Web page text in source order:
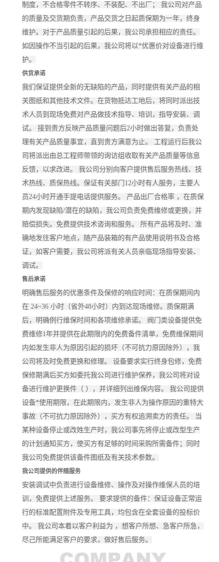
制度，不合格零件不转序、不装配、不出厂； 我公司对产品
的质量及交货期负责，产品交货之日起质保期为一年，终身
维护。对于产品质量引起的后果，我公司承担相应的责任。
如因操作不当引起的后果，我公司将以*优惠价对设备进行维
护。
供货承诺
我们保证提供全新的无缺陷的产品，同时提供有关产品的相
关图纸和其他技术文件。在货物抵达工地后，将同时派出技
术人员到现场免费对产品做技术指导、培训，指导安装、调
试。 接到贵方反映产品质量问题后2小时做出答复，负责处
理有关产品质量事宜，直到贵方满意为止。 工程运行后我公
司将派出由总工程师带领的询访组收取有关产品质量等信息
反馈，以求改进。 我公司分别向客户提供售后服务热线、技
术热线、质保热线。保证有关部门12小时有人服务，主要人
员24小时开通手提电话提供服务。 产品出厂合格率 ，在质保
期内发现缺陷/潜在的缺陷，我公司负责免费维修或更换，并
赔偿损失。免费提供技术咨询和服务。 所有产品将及时、准
确地发往客户地点，随产品装箱的有产品使用说明书及合格
证，如客户需要，我公司将派有关人员亲临现场指导安装、
调试。
售后承诺
明确售后服务的优惠条件及保修的响应时间：在质保期间内
在 24~36 小时（省外48小时）内到达现场维修。质保期满
后，明确例行维保时间和各项维修承诺。 阀门类设备提供免
费维修1年并提供在此期限内的免费备件清单，免费维保期间
内如发生非人为原因引起的损坏（不可抗力原因除外），我
公司将及时免费更换和修理。 设备要求实行终身包修，免费
保修期满后买方如委托我公司进行维护保养，我公司将对设
备进行维护更换件（ ），并详细列出维保内容。 我公司提供
设备*使用期限，在此期限内，发生非人为操作原因的重特大
事故（不可抗力原因除外），买方有权追溯卖方的责任。 当
某种设备停止或改姓生产时，我公司事先将停止或改型生产
的计划通知买方，使买方有足够的时间采购所需备件；同时
我公司免费提供该备件图纸及有关技术参数。
我公司提供的伴随服务
安装调试中负责进行设备维修、操作及对操作维保人员的培
训，免费提供上述服务。 要求提供的备件：保证设备正常运
行的标准配置附件及专用工具，均包含在全套设备的投标价
中。 我公司本着以客户利益为 ，想客户所想、急客户所急，
尽己所能满足客户的要求，做好售后服务。